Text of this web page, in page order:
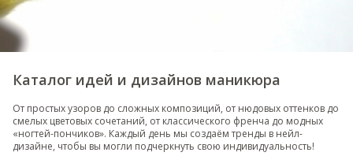
Каталог идей и дизайнов маникюра
От простых узоров до сложных композиций, от нюдовых оттенков до
смелых цветовых сочетаний, от классического френча до модных
«ногтей-пончиков». Каждый день мы создаём тренды в нейл-
дизайне, чтобы вы могли подчеркнуть свою индивидуальность!